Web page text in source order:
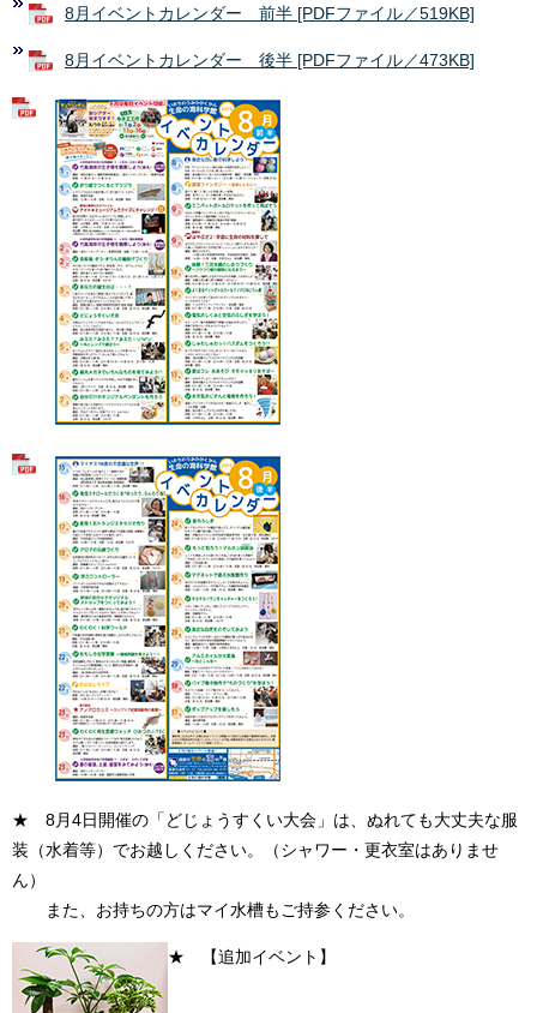
8月イベントカレンダー 前半 [PDFファイル／519KB]
8月イベントカレンダー 後半 [PDFファイル／473KB]
★ 8月4日開催の「どじょうすくい大会」は、ぬれても大丈夫な服
装（水着等）でお越しください。（シャワー・更衣室はありませ
ん）
また、お持ちの方はマイ水槽もご持参ください。
★ 【追加イベント】